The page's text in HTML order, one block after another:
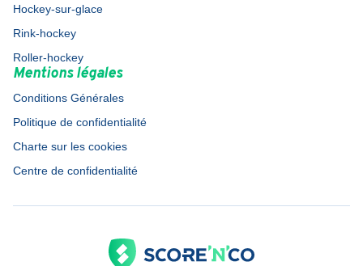
Hockey-sur-glace
Rink-hockey
Roller-hockey
Mentions légales
Conditions Générales
Politique de confidentialité
Charte sur les cookies
Centre de confidentialité